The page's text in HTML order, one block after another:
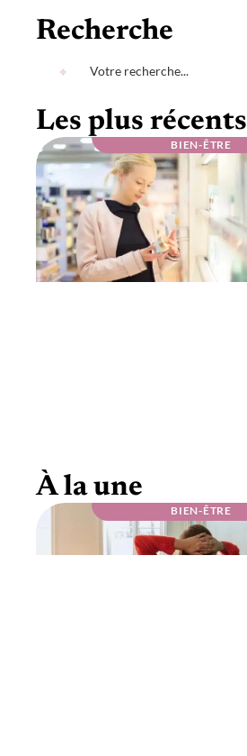
Recherche
Les plus récents
BIEN-ÊTRE
PRODUITS
À la une
BIEN-ÊTRE